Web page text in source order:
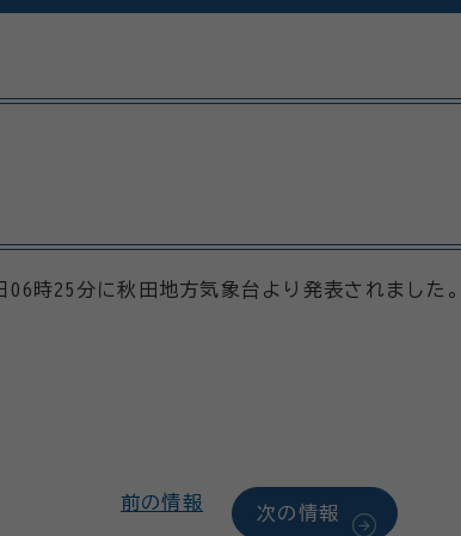
時25分に秋田地方気象台より発表されました。
前の情報
次の情報